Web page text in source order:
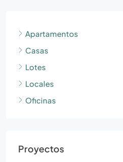
Apartamentos
Casas
Lotes
Locales
Oficinas
Proyectos